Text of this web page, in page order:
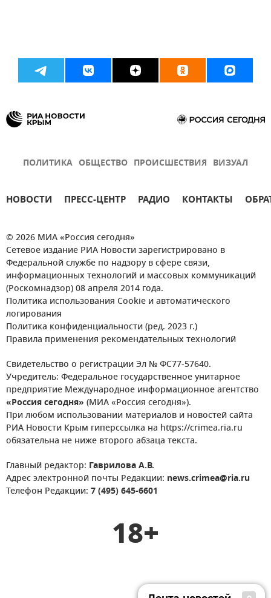
ПОЛИТИКА ОБЩЕСТВО ПРОИСШЕСТВИЯ ВИЗУАЛ
НОВОСТИ ПРЕСС-ЦЕНТР РАДИО КОНТАКТЫ
© 2026 МИА «Россия сегодня»
Сетевое издание РИА Новости зарегистрировано в
Федеральной службе по надзору в сфере связи,
информационных технологий и массовых коммуникаций
(Роскомнадзор) 08 апреля 2014 года.
Политика использования Cookie и автоматического
логирования
Политика конфиденциальности (ред. 2023 г.)
Правила применения рекомендательных технологий
Свидетельство о регистрации Эл № ФС77-57640.
Учредитель: Федеральное государственное унитарное
предприятие Международное информационное агентство
«Россия сегодня» (МИА «Россия сегодня»).
При любом использовании материалов и новостей сайта
РИА Новости Крым гиперссылка на https://crimea.ria.ru
обязательна не ниже второго абзаца текста.
Главный редактор: Гаврилова А.В.
Адрес электронной почты Редакции: news.crimea@ria.ru
Телефон Редакции: 7 (495) 645-6601
18+